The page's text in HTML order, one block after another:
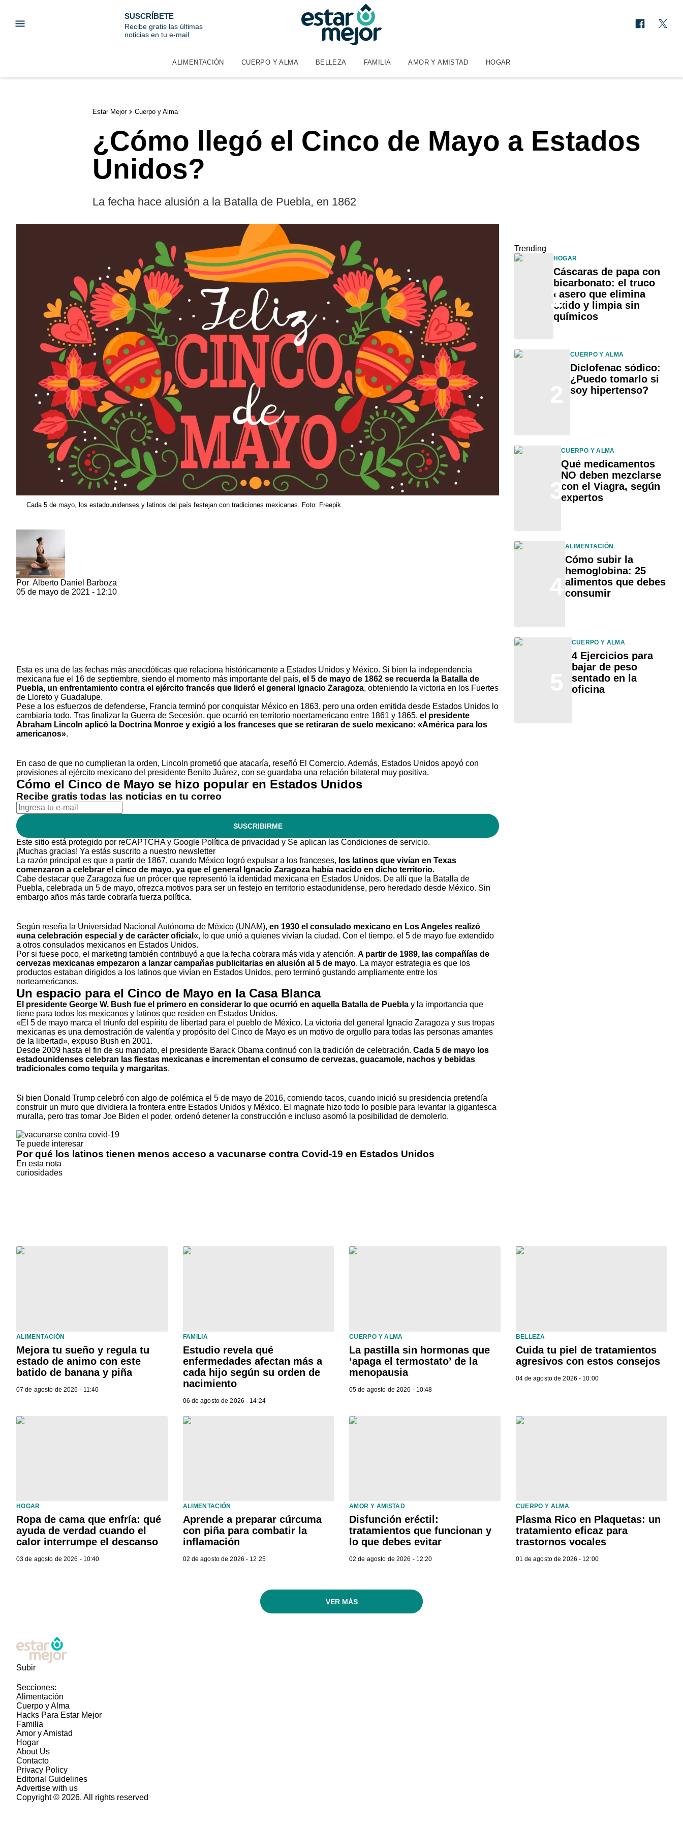
SUSCRÍBETE
Recibe gratis las últimas
noticias en tu e-mail
ALIMENTACIÓN CUERPO Y ALMA BELLEZA FAMILIA AMOR Y AMISTAD HOGAR
Estar Mejor Cuerpo y Alma
¿Cómo llegó el Cinco de Mayo a Estados
Unidos?
La fecha hace alusión a la Batalla de Puebla, en 1862
Cada 5 de mayo, los estadounidenses y latinos del país festejan con tradiciones mexicanas. Foto: Freepik
Por Alberto Daniel Barboza
05 de mayo de 2021 - 12:10
Esta es una de las fechas más anecdóticas que relaciona históricamente a Estados Unidos y México. Si bien la independencia
mexicana fue el 16 de septiembre, siendo el momento más importante del país, el 5 de mayo de 1862 se recuerda la Batalla de
Puebla, un enfrentamiento contra el ejército francés que lideró el general Ignacio Zaragoza, obteniendo la victoria en los Fuertes
de Lloreto y Guadalupe.
Pese a los esfuerzos de defenderse, Francia terminó por conquistar México en 1863, pero una orden emitida desde Estados Unidos lo
cambiaría todo. Tras finalizar la Guerra de Secesión, que ocurrió en territorio noertamericano entre 1861 y 1865, el presidente
Abraham Lincoln aplicó la Doctrina Monroe y exigió a los franceses que se retiraran de suelo mexicano: «América para los
americanos».
En caso de que no cumplieran la orden, Lincoln prometió que atacaría, reseñó El Comercio. Además, Estados Unidos apoyó con
provisiones al ejército mexicano del presidente Benito Juárez, con se guardaba una relación bilateral muy positiva.
Cómo el Cinco de Mayo se hizo popular en Estados Unidos
Recibe gratis todas las noticias en tu correo
SUSCRIBIRME
Este sitio está protegido por reCAPTCHA y Google Política de privacidad y Se aplican las Condiciones de servicio.
¡Muchas gracias! Ya estás suscrito a nuestro newsletter
La razón principal es que a partir de 1867, cuando México logró expulsar a los franceses, los latinos que vivían en Texas
comenzaron a celebrar el cinco de mayo, ya que el general Ignacio Zaragoza había nacido en dicho territorio.
Cabe destacar que Zaragoza fue un prócer que representó la identidad mexicana en Estados Unidos. De allí que la Batalla de
Puebla, celebrada un 5 de mayo, ofrezca motivos para ser un festejo en territorio estaodunidense, pero heredado desde México. Sin
embargo años más tarde cobraría fuerza política.
Según reseña la Universidad Nacional Autónoma de México (UNAM), en 1930 el consulado mexicano en Los Angeles realizó
«una celebración especial y de carácter oficial «, lo que unió a quienes vivían la ciudad. Con el tiempo, el 5 de mayo fue extendido
a otros consulados mexicanos en Estados Unidos.
Por si fuese poco, el marketing también contribuyó a que la fecha cobrara más vida y atención. A partir de 1989, las compañías de
cervezas mexicanas empezaron a lanzar campañas publicitarias en alusión al 5 de mayo. La mayor estrategia es que los
productos estaban dirigidos a los latinos que vivían en Estados Unidos, pero terminó gustando ampliamente entre los
norteamericanos.
Un espacio para el Cinco de Mayo en la Casa Blanca
El presidente George W. Bush fue el primero en considerar lo que ocurrió en aquella Batalla de Puebla y la importancia que
tiene para todos los mexicanos y latinos que residen en Estados Unidos.
«El 5 de mayo marca el triunfo del espíritu de libertad para el pueblo de México. La victoria del general Ignacio Zaragoza y sus tropas
mexicanas es una demostración de valentía y propósito del Cinco de Mayo es un motivo de orgullo para todas las personas amantes
de la libertad», expuso Bush en 2001.
Desde 2009 hasta el fin de su mandato, el presidente Barack Obama continuó con la tradición de celebración. Cada 5 de mayo los
estadounidenses celebran las fiestas mexicanas e incrementan el consumo de cervezas, guacamole, nachos y bebidas
tradicionales como tequila y margaritas.
Si bien Donald Trump celebró con algo de polémica el 5 de mayo de 2016, comiendo tacos, cuando inició su presidencia pretendía
construir un muro que dividiera la frontera entre Estados Unidos y México. El magnate hizo todo lo posible para levantar la gigantesca
muralla, pero tras tomar Joe Biden el poder, ordenó detener la construcción e incluso asomó la posibilidad de demolerlo.
Te puede interesar
Por qué los latinos tienen menos acceso a vacunarse contra Covid-19 en Estados Unidos
En esta nota
curiosidades
Trending
1
HOGAR
Cáscaras de papa con
bicarbonato: el truco
casero que elimina
óxido y limpia sin
químicos
CUERPO Y ALMA
Diclofenac sódico:
¿Puedo tomarlo si
soy hipertenso?
3
CUERPO Y ALMA
Qué medicamentos
NO deben mezclarse
con el Viagra, según
expertos
ALIMENTACIÓN
Cómo subir la
hemoglobina: 25
alimentos que debes
consumir
CUERPO Y ALMA
4 Ejercicios para
bajar de peso
sentado en la
oficina
ALIMENTACIÓN
Mejora tu sueño y regula tu
estado de animo con este
batido de banana y piña
07 de agosto de 2026 - 11:40
FAMILIA
Estudio revela qué
enfermedades afectan más a
cada hijo según su orden de
nacimiento
06 de agosto de 2026 - 14:24
CUERPO Y ALMA
La pastilla sin hormonas que
‘apaga el termostato’ de la
menopausia
05 de agosto de 2026 - 10:48
BELLEZA
Cuida tu piel de tratamientos
agresivos con estos consejos
04 de agosto de 2026 - 10:00
HOGAR
Ropa de cama que enfría: qué
ayuda de verdad cuando el
calor interrumpe el descanso
03 de agosto de 2026 - 10:40
ALIMENTACIÓN
Aprende a preparar cúrcuma
con piña para combatir la
inflamación
02 de agosto de 2026 - 12:25
AMOR Y AMISTAD
Disfunción eréctil:
tratamientos que funcionan y
lo que debes evitar
02 de agosto de 2026 - 12:20
CUERPO Y ALMA
Plasma Rico en Plaquetas: un
tratamiento eficaz para
trastornos vocales
01 de agosto de 2026 - 12:00
VER MÁS
Subir
Secciones:
Alimentación
Cuerpo y Alma
Hacks Para Estar Mejor
Familia
Amor y Amistad
Hogar
About Us
Contacto
Privacy Policy
Editorial Guidelines
Advertise with us
Copyright © 2026. All rights reserved